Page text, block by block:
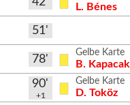
L. Bénes
51'
78'
Gelbe Karte
B. Kapacak
90'
+1
Gelbe Karte
D. Toköz